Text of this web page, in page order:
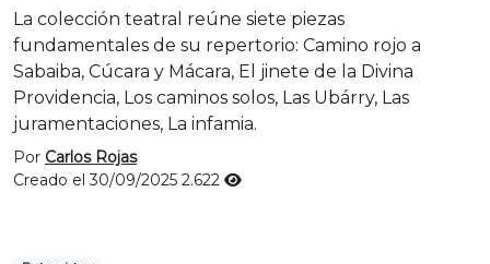
La colección teatral reúne siete piezas
fundamentales de su repertorio: Camino rojo a
Sabaiba, Cúcara y Mácara, El jinete de la Divina
Providencia, Los caminos solos, Las Ubárry, Las
juramentaciones, La infamia.
Por Carlos Rojas
Creado el 30/09/2025 2.622